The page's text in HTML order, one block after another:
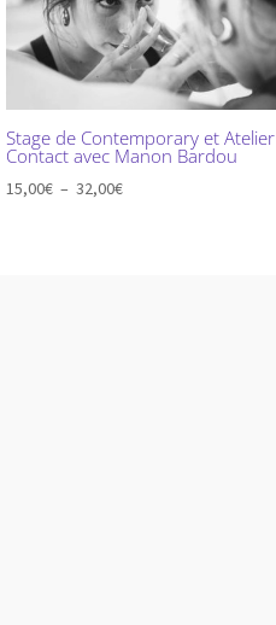
Stage de Contemporary et Atelier
Contact avec Manon Bardou
15,00€ – 32,00€Plage